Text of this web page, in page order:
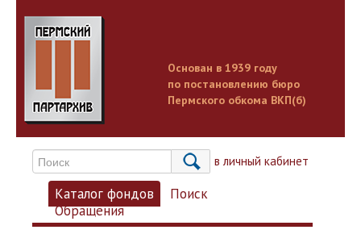
Основан в 1939 году
по постановлению бюро
Пермского обкома ВКП(б)
Вход в личный кабинет
Каталог фондов
Поиск
Обращения